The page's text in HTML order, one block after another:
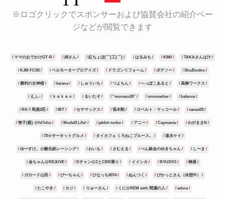
※ロゴクリックでスポンサーおよび協賛会社の紹介ペー
ジなどが閲覧できます
ママのおでかけGT-R 姉さん 紅ちょぼ(￣(工)￣) はるみち KIMI TAKAさんは汁
KJM FC3S ベルモータープロアイズ ドラゴンリフォーム ポテソー ShuBoxInc
勝利の女神様 karana しゅういち つよちん へっぽこあると 高柳ワークス
えふ♪ ｋａｋａｏ るいたそ "monaco26" onomacher balance
RX-7 馬鹿2匹 IBT セヤマックス 張木勲 ロベルト・マッコール canes03
智子(藍) @fd7chu Model3 Life! jabbit-turbo アニー Caymania わがままN
73☆サーキットグルメ タイカフェ くろねこブルース。 速水ケイ
ゆ〜すけ。@酸化鉄レーシング わいも さむえる ぺん銀会のゆきちゃん し〜ま
金ちゃん@REJUVE Dチャン@ZとCBR乗り イイシカ RYUSYO 榊屋
ガロード山田 ぴーちゃん ひなっち0074 ぬんつく ぴかっとさん（休憩中）
たこやき カジ りゅーさん くに@REM with 間瀬の人 edura